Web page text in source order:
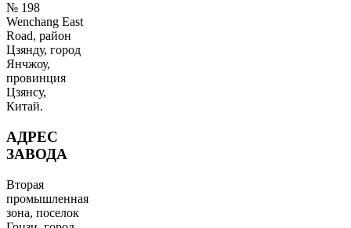
№ 198
Wenchang East
Road, район
Цзянду, город
Янчжоу,
провинция
Цзянсу,
Китай.
АДРЕС
ЗАВОДА
Вторая
промышленная
зона, поселок